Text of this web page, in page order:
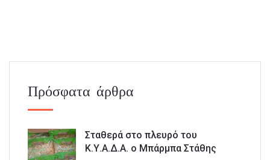
Πρόσφατα άρθρα
Σταθερά στο πλευρό του
Κ.Υ.Α.Δ.Α. ο Μπάρμπα Στάθης